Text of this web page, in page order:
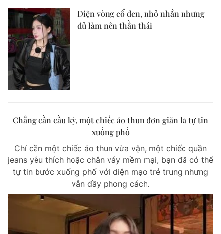
Diện vòng cổ đen, nhỏ nhắn nhưng
đủ làm nên thần thái
Chẳng cần cầu kỳ, một chiếc áo thun đơn giản là tự tin
xuống phố
Chỉ cần một chiếc áo thun vừa vặn, một chiếc quần
jeans yêu thích hoặc chân váy mềm mại, bạn đã có thể
tự tin bước xuống phố với diện mạo trẻ trung nhưng
vẫn đầy phong cách.